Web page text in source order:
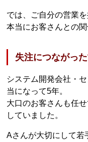
では、ご自分の営業
本当にお客さんとの
失注につながっ
システム開発会社・
当になって5年。
大口のお客さんも任
していました。
Aさんが大切にして若